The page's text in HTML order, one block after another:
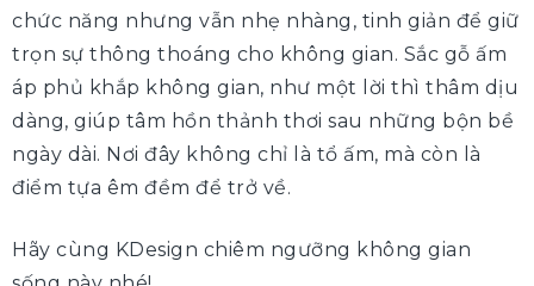
chức năng nhưng vẫn nhẹ nhàng, tinh giản để giữ
trọn sự thông thoáng cho không gian. Sắc gỗ ấm
áp phủ khắp không gian, như một lời thì thâm dịu
dàng, giúp tâm hồn thảnh thơi sau những bộn bề
ngày dài. Nơi đây không chỉ là tổ ấm, mà còn là
điểm tựa êm đềm để trở về.
Hãy cùng KDesign chiêm ngưỡng không gian